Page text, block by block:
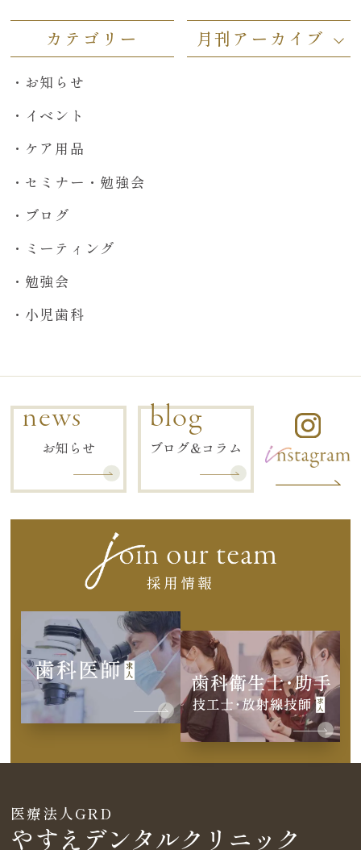
カテゴリー
お知らせ
イベント
ケア用品
セミナー・勉強会
ブログ
ミーティング
勉強会
小児歯科
月刊アーカイブ
news
お知らせ
blog
ブログ&コラム
採用情報
医療法人GRD
やすえデンタルクリニック